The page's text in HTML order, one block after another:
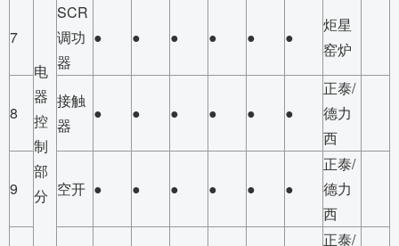
电
器
控
制
部
分
7
SCR
调功
器
● ● ● ● ● ●
炬星
窑炉
8
接触
器
● ● ● ● ● ●
正泰/
德力
西
9 空开 ● ● ● ● ● ●
正泰/
德力
西
正泰/